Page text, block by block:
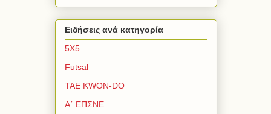
Ειδήσεις ανά κατηγορία
5Χ5
Futsal
TAE KWON-DO
Α΄ ΕΠΣΝΕ